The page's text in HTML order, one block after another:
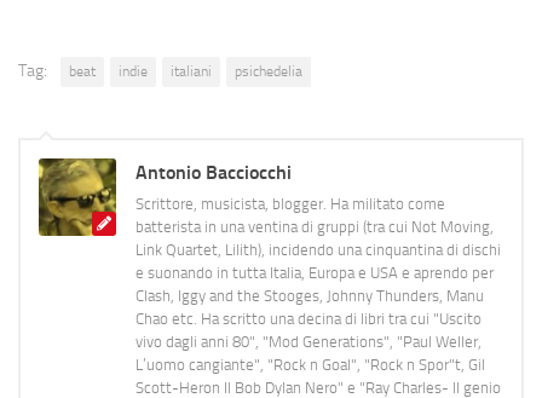
Tag: beat indie italiani psichedelia
Antonio Bacciocchi
Scrittore, musicista, blogger. Ha militato come
batterista in una ventina di gruppi (tra cui Not Moving,
Link Quartet, Lilith), incidendo una cinquantina di dischi
e suonando in tutta Italia, Europa e USA e aprendo per
Clash, Iggy and the Stooges, Johnny Thunders, Manu
Chao etc. Ha scritto una decina di libri tra cui "Uscito
vivo dagli anni 80", "Mod Generations", "Paul Weller,
L’uomo cangiante", "Rock n Goal", "Rock n Spor"t, Gil
Scott-Heron Il Bob Dylan Nero" e "Ray Charles- Il genio